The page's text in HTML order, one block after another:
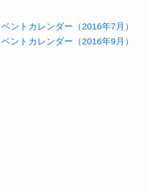
ントカレンダー（2016年7月）
ントカレンダー（2016年9月）